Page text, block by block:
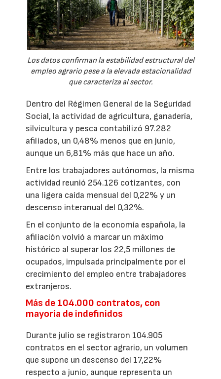
Los datos confirman la estabilidad estructural del
empleo agrario pese a la elevada estacionalidad
que caracteriza al sector.
Dentro del Régimen General de la Seguridad
Social, la actividad de agricultura, ganadería,
silvicultura y pesca contabilizó 97.282
afiliados, un 0,48% menos que en junio,
aunque un 6,81% más que hace un año.
Entre los trabajadores autónomos, la misma
actividad reunió 254.126 cotizantes, con
una ligera caída mensual del 0,22% y un
descenso interanual del 0,32%.
En el conjunto de la economía española, la
afiliación volvió a marcar un máximo
histórico al superar los 22,5 millones de
ocupados, impulsada principalmente por el
crecimiento del empleo entre trabajadores
extranjeros.
Más de 104.000 contratos, con
mayoría de indefinidos
Durante julio se registraron 104.905
contratos en el sector agrario, un volumen
que supone un descenso del 17,22%
respecto a junio, aunque representa un